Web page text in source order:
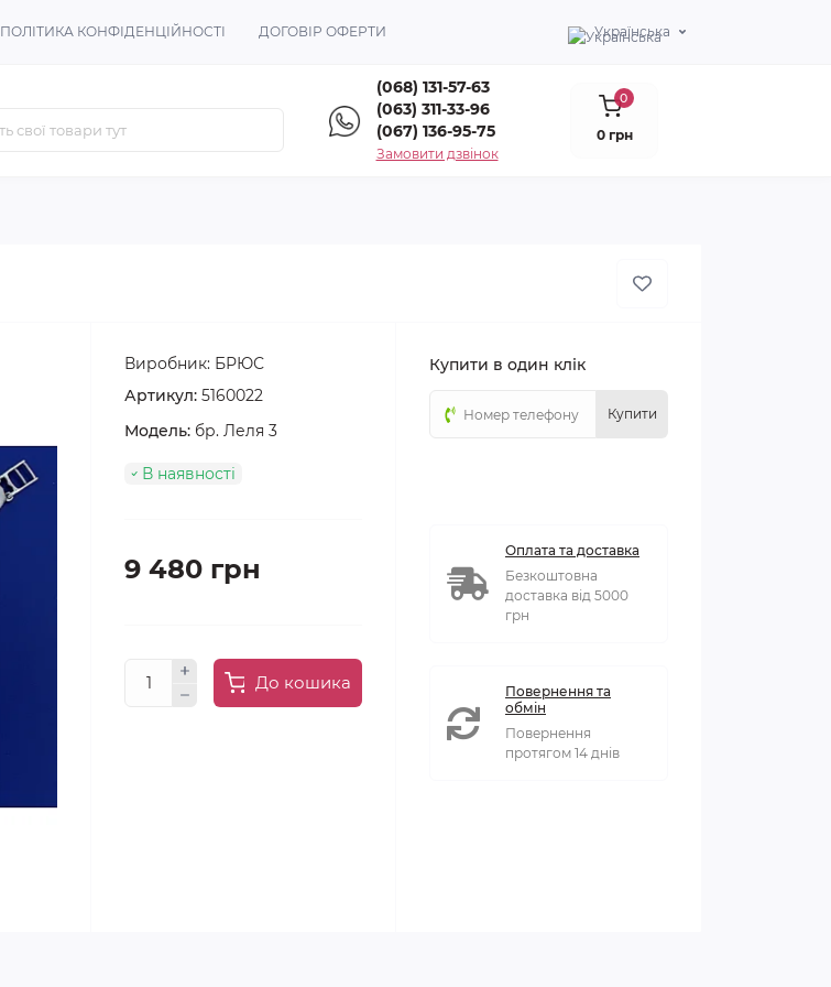
ПОЛІТИКА КОНФІДЕНЦІЙНОСТІ ДОГОВІР ОФЕРТИ Українська
(068) 131-57-63
(063) 311-33-96
(067) 136-95-75
Замовити дзвінок
0
0 грн
Виробник: БРЮС
Артикул: 5160022
Модель: бр. Леля 3
В наявності
9 480 грн
До кошика
Купити в один клік
Купити
Оплата та доставка
Безкоштовна
доставка від 5000
грн
Повернення та
обмін
Повернення
протягом 14 днів